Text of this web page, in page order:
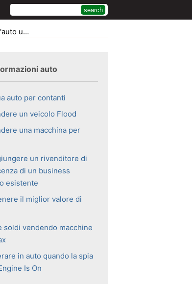
usata
auto
auto per contanti
un veicolo Flood
una macchina per
un rivenditore di
di un business
esistente
il miglior valore di
soldi vendendo macchine
in auto quando la spia
Is On